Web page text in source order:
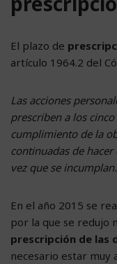
El plazo de
artículo 1964.2 del
Las acciones
prescriben a los
cumplimiento de la
continuadas de
vez que se incumplan.
En el año 2015 se
por la que se redujo
prescripción de las
necesario estar muy